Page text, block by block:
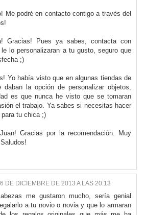
Me podré en contacto contigo a través del
Gracias! Pues ya sabes, contacta con
lo personalizaran a tu gusto, seguro que
;)
Yo había visto que en algunas tiendas de
daban la opción de personalizar objetos,
es que nunca he visto que se tomaran
el trabajo. Ya sabes si necesitas hacer
para tu chica ;)
Gracias por la recomendación. Muy
6 DE DICIEMBRE DE 2013 A LAS 20:13
me gustaron mucho, sería genial
a tu novio o novia y que lo armaran